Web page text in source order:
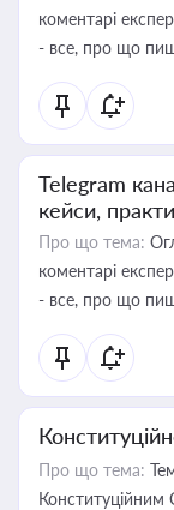
коментарі
- все, про що
Telegram
кейси,
Про що тема:
коментарі
- все, про що
Про що тема:
Конституційним